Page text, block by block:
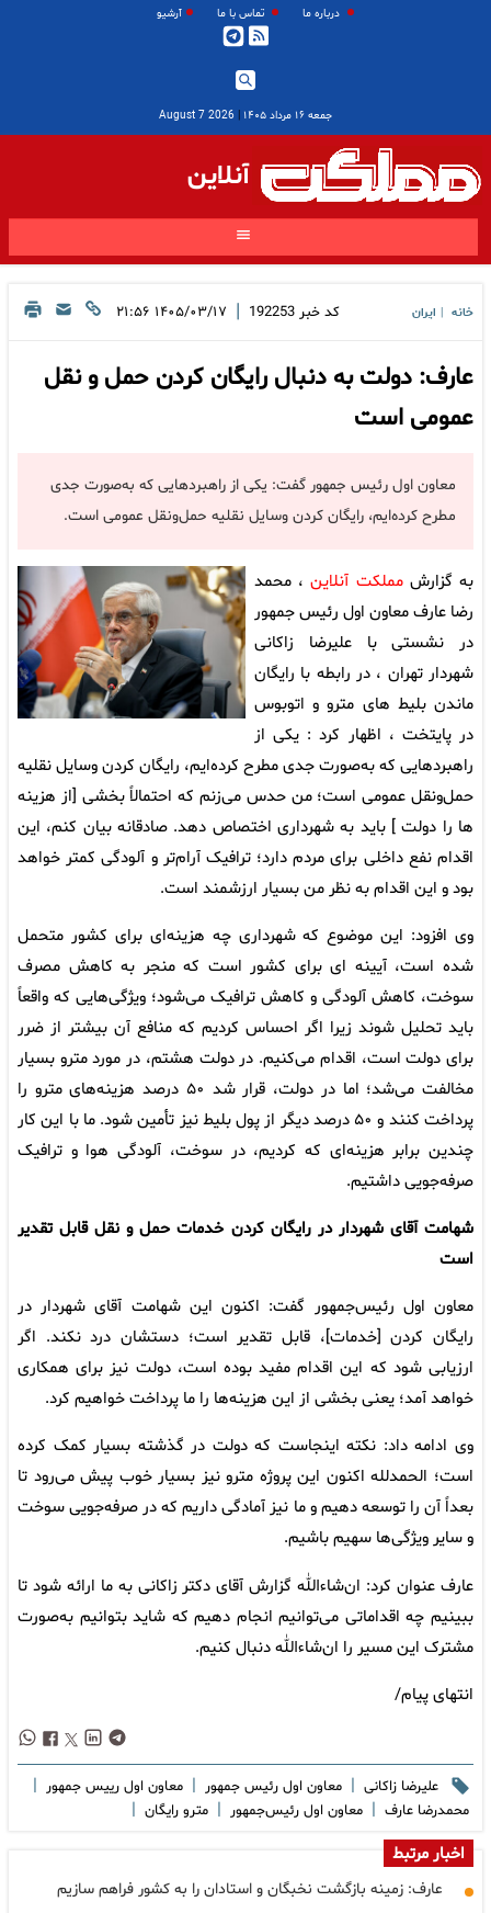
درباره ما تماس با ما آرشیو
جمعه ۱۶ مرداد ۱۴۰۵ |
2026 August 7
آنلاین
خانه ایران کد خبر 192253
| ۱۴۰۵/۰۳/۱۷ ۲۱:۵۶
عارف: دولت به دنبال رایگان کردن حمل و نقل
عمومی است
معاون اول رئیس جمهور گفت: یکی از راهبردهایی که به‌صورت جدی
مطرح کرده‌ایم، رایگان کردن وسایل نقلیه حمل‌ونقل عمومی است.
به گزارشمملکت آنلاین، محمد
رضا عارف معاون اول رئیس جمهور
در نشستی با علیرضا زاکانی
شهردار تهران ، در رابطه با رایگان
ماندن بلیط های مترو و اتوبوس
در پایتخت ، اظهار کرد : یکی از
راهبردهایی که به‌صورت جدی مطرح کرده‌ایم، رایگان کردن وسایل نقلیه
حمل‌ونقل عمومی است؛ من حدس می‌زنم که احتمالاً بخشی [از هزینه
ها را دولت ] باید به شهرداری اختصاص دهد. صادقانه بیان کنم، این
اقدام نفع داخلی برای مردم دارد؛ ترافیک آرام‌تر و آلودگی کمتر خواهد
بود و این اقدام به نظر من بسیار ارزشمند است.
وی افزود: این موضوع که شهرداری چه هزینه‌ای برای کشور متحمل
شده است، آیینه ای برای کشور است که منجر به کاهش مصرف
سوخت، کاهش آلودگی و کاهش ترافیک می‌شود؛ ویژگی‌هایی که واقعاً
باید تحلیل شوند زیرا اگر احساس کردیم که منافع آن بیشتر از ضرر
برای دولت است، اقدام می‌کنیم. در دولت هشتم، در مورد مترو بسیار
مخالفت می‌شد؛ اما در دولت، قرار شد ۵۰ درصد هزینه‌های مترو را
پرداخت کنند و ۵۰ درصد دیگر از پول بلیط نیز تأمین شود. ما با این کار
چندین برابر هزینه‌ای که کردیم، در سوخت، آلودگی هوا و ترافیک
صرفه‌جویی داشتیم.
شهامت آقای شهردار در رایگان کردن خدمات حمل و نقل قابل تقدیر
است
معاون اول رئیس‌جمهور گفت: اکنون این شهامت آقای شهردار در
رایگان کردن [خدمات]، قابل تقدیر است؛ دستشان درد نکند. اگر
ارزیابی شود که این اقدام مفید بوده است، دولت نیز برای همکاری
خواهد آمد؛ یعنی بخشی از این هزینه‌ها را ما پرداخت خواهیم کرد.
وی ادامه داد: نکته اینجاست که دولت در گذشته بسیار کمک کرده
است؛ الحمدلله اکنون این پروژه مترو نیز بسیار خوب پیش می‌رود تا
بعداً آن را توسعه دهیم و ما نیز آمادگی داریم که در صرفه‌جویی سوخت
و سایر ویژگی‌ها سهیم باشیم.
عارف عنوان کرد: ان‌شاءالله گزارش آقای دکتر زاکانی به ما ارائه شود تا
ببینیم چه اقداماتی می‌توانیم انجام دهیم که شاید بتوانیم به‌صورت
مشترک این مسیر را ان‌شاءالله دنبال کنیم.
انتهای پیام/
علیرضا زاکانی | معاون اول رئیس جمهور | معاون اول رییس جمهور |
محمدرضا عارف | معاون اول رئیس‌جمهور | مترو رایگان |
اخبار مرتبط
عارف: زمینه بازگشت نخبگان و استادان را به کشور فراهم سازیم